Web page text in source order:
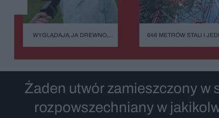
WYGLĄDAJĄ JA DREWNO,
BUDMAT. "MARZYMY O TYM,
646 METRÓW STALI I
Żaden utwór zamieszczony w
rozpowszechniany w